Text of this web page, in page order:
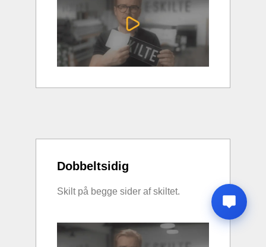
Dobbeltsidig
Skilt på begge sider af skiltet.